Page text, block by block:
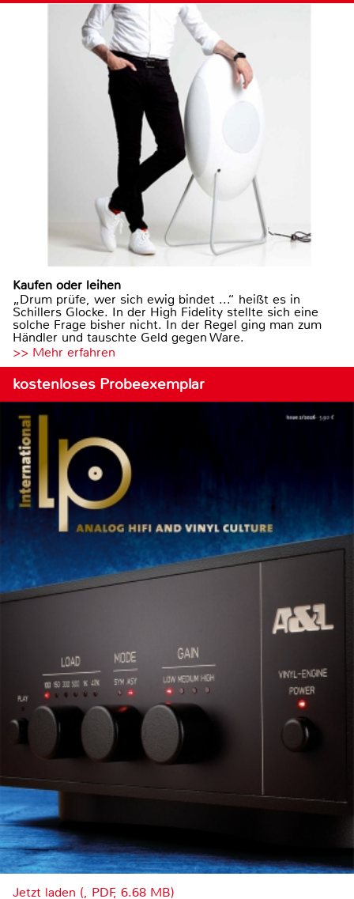
Kaufen oder leihen
„Drum prüfe, wer sich ewig bindet ...“ heißt es in
Schillers Glocke. In der High Fidelity stellte sich eine
solche Frage bisher nicht. In der Regel ging man zum
Händler und tauschte Geld gegen Ware.
>> Mehr erfahren
kostenloses Probeexemplar
Jetzt laden (, PDF, 6.68 MB)